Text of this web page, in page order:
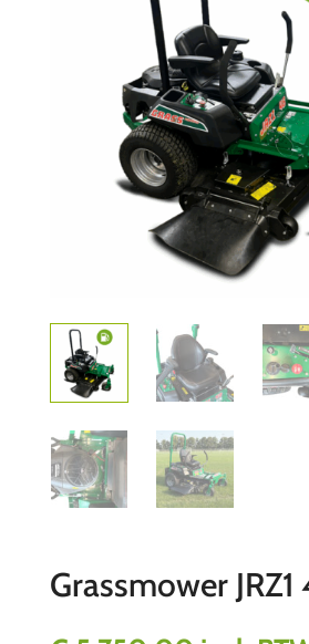
Grassmower JRZ1